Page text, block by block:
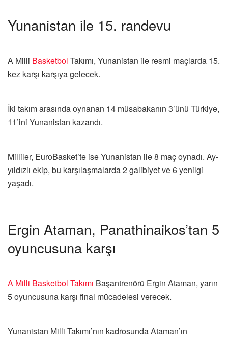
Yunanistan ile 15. randevu
A Milli Basketbol Takımı, Yunanistan ile resmi maçlarda 15.
kez karşı karşıya gelecek.
İki takım arasında oynanan 14 müsabakanın 3’ünü Türkiye,
11’ini Yunanistan kazandı.
Milliler, EuroBasket’te ise Yunanistan ile 8 maç oynadı. Ay-
yıldızlı ekip, bu karşılaşmalarda 2 galibiyet ve 6 yenilgi
yaşadı.
Ergin Ataman, Panathinaikos’tan 5
oyuncusuna karşı
A Milli Basketbol Takımı Başantrenörü Ergin Ataman, yarın
5 oyuncusuna karşı final mücadelesi verecek.
Yunanistan Milli Takımı’nın kadrosunda Ataman’ın